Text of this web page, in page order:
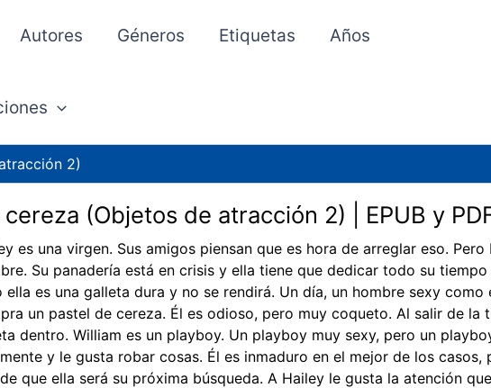
Autores Géneros Etiquetas Años
2)
cereza (Objetos de atracción 2) | EPUB y
es una virgen. Sus amigos piensan que es hora de arreglar eso.
Su panadería está en crisis y ella tiene que dedicar todo su
ella es una galleta dura y no se rendirá. Un día, un hombre sexy
un pastel de cereza. Él es odioso, pero muy coqueto. Al salir de la
dentro. William es un playboy. Un playboy muy sexy, pero un
y le gusta robar cosas. Él es inmaduro en el mejor de los casos,
que ella será su próxima búsqueda. A Hailey le gusta la atención